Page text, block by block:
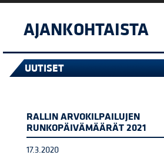
AJANKOHTAISTA
UUTISET
RALLIN ARVOKILPAILUJEN
RUNKOPÄIVÄMÄÄRÄT 2021
17.3.2020